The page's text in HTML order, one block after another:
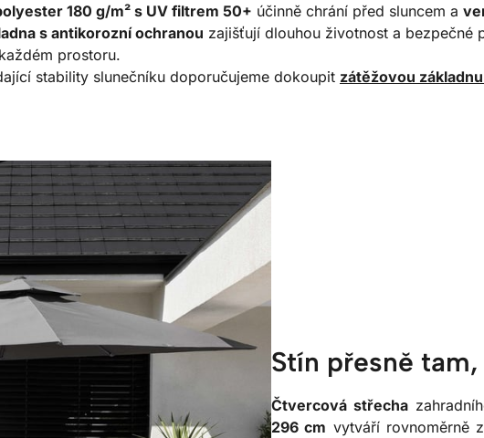
180 g/m² s UV filtrem 50+ účinně chrání před sluncem a
s antikorozní ochranou zajišťují dlouhou životnost a bezpečné
prostoru.
stability slunečníku doporučujeme dokoupit zátěžovou základnu
Stín přesně
Čtvercová střecha
296 cm vytváří rovnoměrně